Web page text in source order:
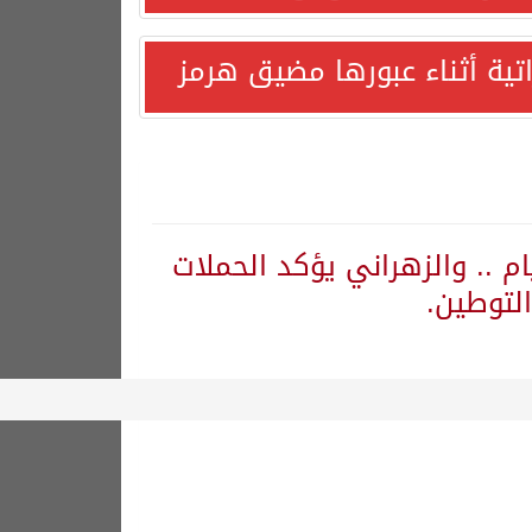
أثناء عبورها مضيق هرمز
.. والزهراني يؤكد الحملات